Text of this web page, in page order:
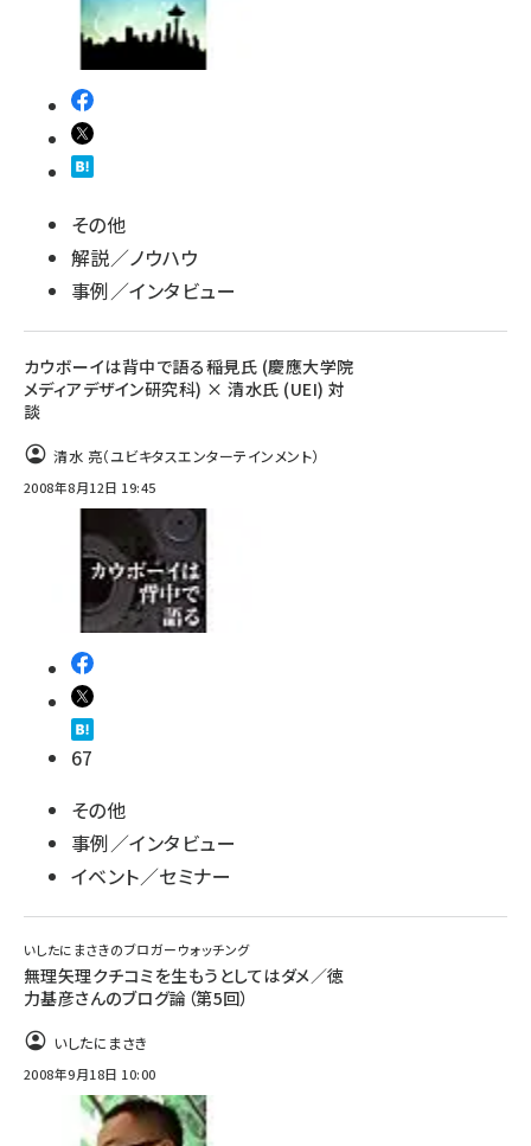
その他
解説／ノウハウ
事例／インタビュー
カウボーイは背中で語る――稲見氏 (慶應大学院
メディアデザイン研究科) × 清水氏 (UEI) 対
談
清水 亮（ユビキタスエンターテインメント）
2008年8月12日 19:45
67
その他
事例／インタビュー
イベント／セミナー
いしたにまさきのブロガーウォッチング
無理矢理クチコミを生もうとしてはダメ／徳
力基彦さんのブログ論（第5回）
いしたにまさき
2008年9月18日 10:00